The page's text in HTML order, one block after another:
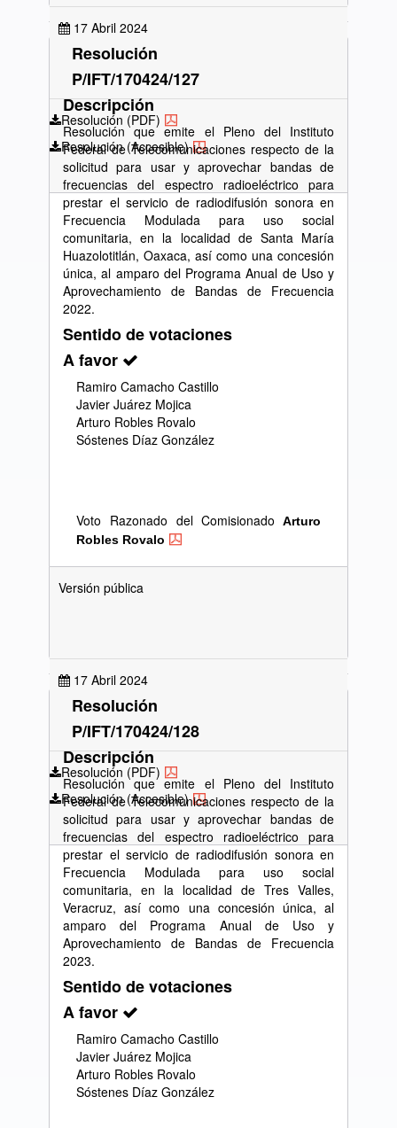
17 Abril 2024
Resolución (PDF)
Resolución (Accesible)
Resolución
P/IFT/170424/127
Descripción
Resolución que emite el Pleno del Instituto
Federal de Telecomunicaciones respecto de la
solicitud para usar y aprovechar bandas de
frecuencias del espectro radioeléctrico para
prestar el servicio de radiodifusión sonora en
Frecuencia Modulada para uso social
comunitaria, en la localidad de Santa María
Huazolotitlán, Oaxaca, así como una concesión
única, al amparo del Programa Anual de Uso y
Aprovechamiento de Bandas de Frecuencia
2022.
Sentido de votaciones
A favor
Ramiro Camacho Castillo
Javier Juárez Mojica
Arturo Robles Rovalo
Sóstenes Díaz González
Voto Razonado del Comisionado Arturo
Robles Rovalo
Versión pública
17 Abril 2024
Resolución (PDF)
Resolución (Accesible)
Resolución
P/IFT/170424/128
Descripción
Resolución que emite el Pleno del Instituto
Federal de Telecomunicaciones respecto de la
solicitud para usar y aprovechar bandas de
frecuencias del espectro radioeléctrico para
prestar el servicio de radiodifusión sonora en
Frecuencia Modulada para uso social
comunitaria, en la localidad de Tres Valles,
Veracruz, así como una concesión única, al
amparo del Programa Anual de Uso y
Aprovechamiento de Bandas de Frecuencia
2023.
Sentido de votaciones
A favor
Ramiro Camacho Castillo
Javier Juárez Mojica
Arturo Robles Rovalo
Sóstenes Díaz González